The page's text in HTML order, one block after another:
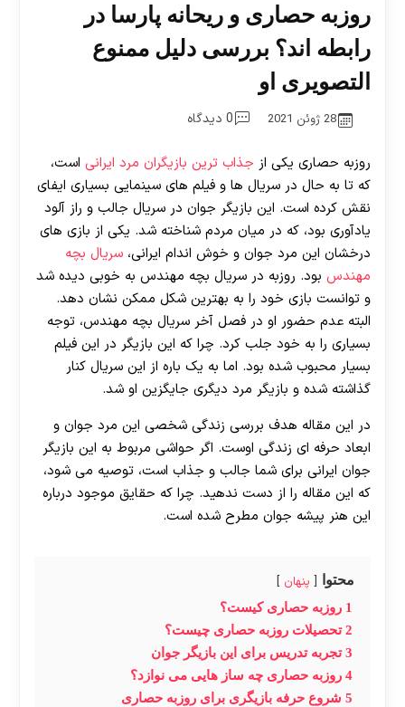
روزبه حصاری و ریحانه پارسا در
رابطه اند؟ بررسی دلیل ممنوع
التصویری او
28 ژوئن 2021 0 دیدگاه
روزبه حصاری یکی از جذاب ترین بازیگران مرد ایرانی است،
که تا به حال در سریال ها و فیلم های سینمایی بسیاری ایفای
نقش کرده است. این بازیگر جوان در سریال جالب و راز آلود
یادآوری بود، که در میان مردم شناخته شد. یکی از بازی های
درخشان این مرد جوان و خوش اندام ایرانی، سریال بچه
مهندس بود. روزبه در سریال بچه مهندس به خوبی دیده شد
و توانست بازی خود را به بهترین شکل ممکن نشان دهد.
البته عدم حضور او در فصل آخر سریال بچه مهندس، توجه
بسیاری را به خود جلب کرد. چرا که این بازیگر در این فیلم
بسیار محبوب شده بود. اما به یک باره از این سریال کنار
گذاشته شده و بازیگر مرد دیگری جایگزین او شد.
در این مقاله هدف بررسی زندگی شخصی این مرد جوان و
ابعاد حرفه ای زندگی اوست. اگر حواشی مربوط به این بازیگر
جوان ایرانی برای شما جالب و جذاب است، توصیه می شود،
که این مقاله را از دست ندهید. چرا که حقایق موجود درباره
این هنر پیشه جوان مطرح شده است.
محتوا پنهان
1 روزبه حصاری کیست؟
2 تحصیلات روزبه حصاری چیست؟
3 تجربه تدریس برای این بازیگر جوان
4 روزبه حصاری چه ساز هایی می نوازد؟
5 شروع حرفه بازیگری برای روزبه حصاری